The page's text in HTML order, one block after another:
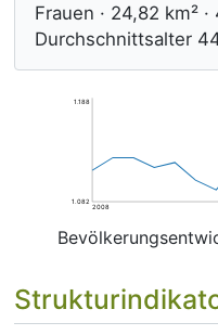
Frauen · 24,82 km² ·
Durchschnittsalter
1.082
1.188
2008